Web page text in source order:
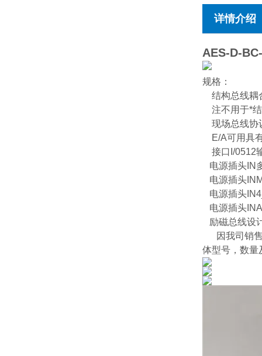
详情介绍
AES-D-
规格：
结构总线耦
注不用于*
现场总线协
E/A可用具
接口I/0512
电源插头IN
电源插头
电源插头
电源插头
励磁总线设
因我司销售
体型号，数量